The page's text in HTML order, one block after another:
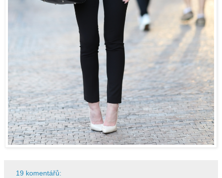
19 komentářů: